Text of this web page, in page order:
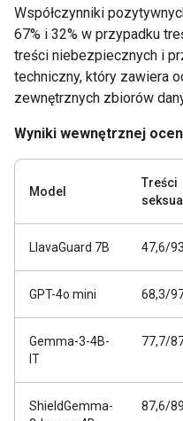
Współczynniki
67% i 32% w przypadku
treści niebezpiecznych i
techniczny, który zawiera
zewnętrznych zbiorów
Wyniki wewnętrznej
Model
Treści
LlavaGuard 7B 47,6/
GPT-4o mini 68,3/
Gemma-3-4B-
IT
77,7/
ShieldGemma-
87,6/